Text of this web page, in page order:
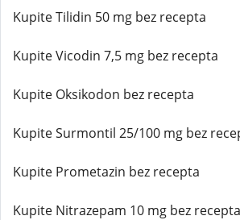
Kupite Tilidin 50 mg bez recepta
Kupite Vicodin 7,5 mg bez recepta
Kupite Oksikodon bez recepta
Kupite Surmontil 25/100 mg bez
Kupite Prometazin bez recepta
Kupite Nitrazepam 10 mg bez recepta